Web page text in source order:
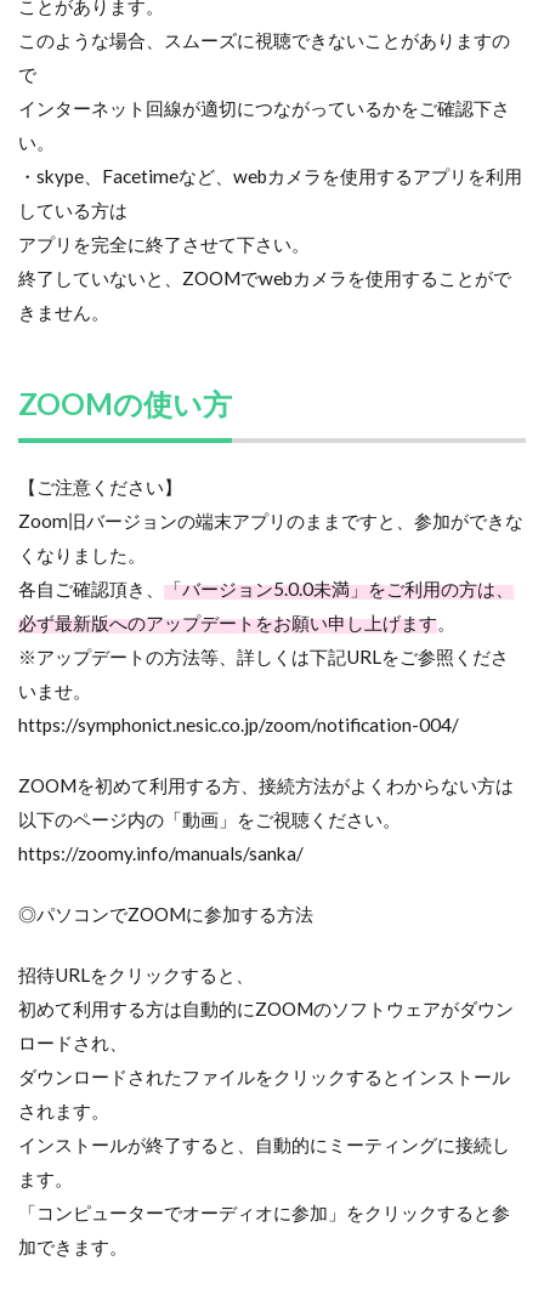
ことがあります。
このような場合、スムーズに視聴できないことがありますの
で
インターネット回線が適切につながっているかをご確認下さ
い。
・skype、Facetimeなど、webカメラを使用するアプリを利用
している方は
アプリを完全に終了させて下さい。
終了していないと、ZOOMでwebカメラを使用することがで
きません。
ZOOMの使い方
【ご注意ください】
Zoom旧バージョンの端末アプリのままですと、参加ができな
くなりました。
各自ご確認頂き、 「バージョン5.0.0未満」をご利用の方は、
必ず最新版へのアップデートをお願い申し上げます。
※アップデートの方法等、詳しくは下記URLをご参照くださ
いませ。
https://symphonict.nesic.co.jp/zoom/notification-004/
ZOOMを初めて利用する方、接続方法がよくわからない方は
以下のページ内の「動画」をご視聴ください。
https://zoomy.info/manuals/sanka/
◎パソコンでZOOMに参加する方法
招待URLをクリックすると、
初めて利用する方は自動的にZOOMのソフトウェアがダウン
ロードされ、
ダウンロードされたファイルをクリックするとインストール
されます。
インストールが終了すると、自動的にミーティングに接続し
ます。
「コンピューターでオーディオに参加」をクリックすると参
加できます。